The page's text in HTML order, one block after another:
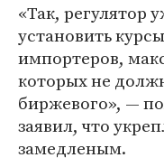
«Так, регулятор
установить
импортеров,
которых не
биржевого», —
заявил, что
замедленым.